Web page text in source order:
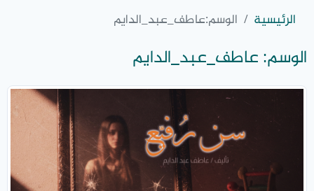
الرئيسية الوسم:عاطف_عبد_الدايم
الوسم:عاطف_عبد_الدايم